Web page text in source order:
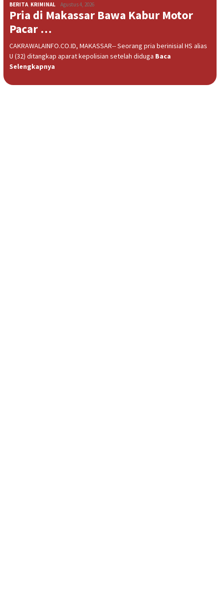
BERITA KRIMINAL Agustus 4, 2026
Pria di Makassar Bawa Kabur Motor
Pacar …
CAKRAWALAINFO.CO.ID, MAKASSAR-- Seorang pria berinisial HS alias
U (32) ditangkap aparat kepolisian setelah diduga Baca
Selengkapnya